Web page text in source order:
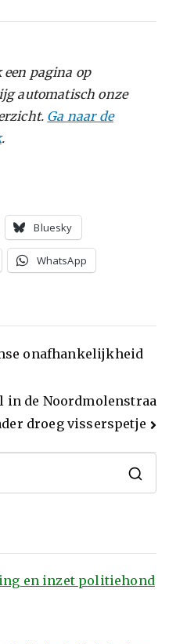
een pagina op
automatisch onze
Ga naar de
.
Bluesky
WhatsApp
onafhankelijkheid
in de Noordmolenstraa
droeg visserspetje
en inzet politiehond